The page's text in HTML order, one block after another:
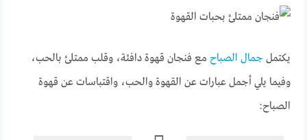
يكتمل جمال الصباح مع فنجان قهوة دافئة، وقلب ممتلئ بالحب،
وفيما يلي أجمل عبارات عن القهوة والحب، واقتباسات عن قهوة
الصباح: